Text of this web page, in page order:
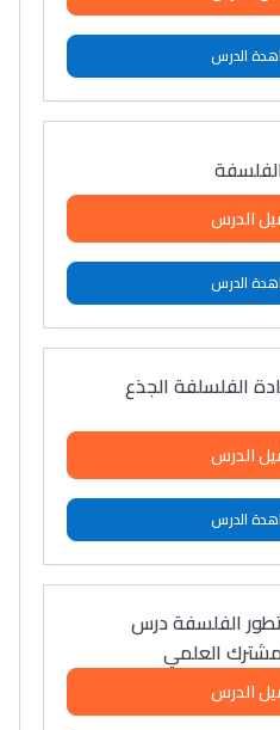
الدرس
الدرس
الدرس
الفلسلفة الجذع
الدرس
الدرس
الفلسفة درس
العلمي
الدرس